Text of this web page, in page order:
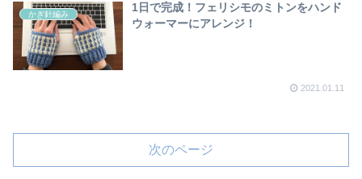
かぎ針編み
1日で完成！フェリシモのミトンをハンド
ウォーマーにアレンジ！
2021.01.11
次のページ